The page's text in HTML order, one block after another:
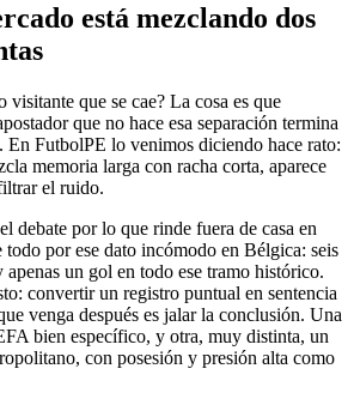
está mezclando dos
que se cae? La cosa es que
que no hace esa separación termina
En FutbolPE lo venimos diciendo hace rato:
memoria larga con racha corta, aparece
el ruido.
debate por lo que rinde fuera de casa en
todo por ese dato incómodo en Bélgica: seis
un gol en todo ese tramo histórico.
convertir un registro puntual en sentencia
venga después es jalar la conclusión. Una
bien específico, y otra, muy distinta, un
con posesión y presión alta como